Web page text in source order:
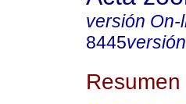
versión On-
8445
Resumen